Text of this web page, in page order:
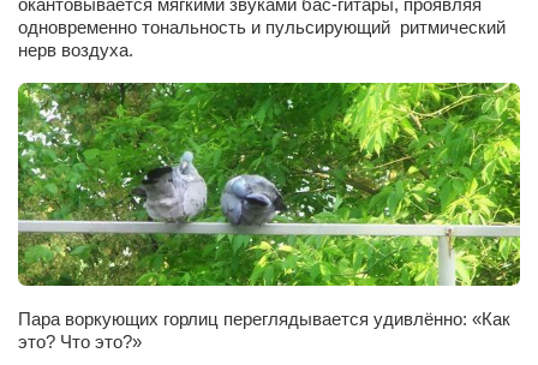
Валентин Бурый
Александра Сокол
Барды
Владимир Айзенберг
Игорь Добровольский
Ольга Козаченко
Александра Скорук
окантовывается мягкими звуками бас-гитары, проявляя
одновременно тональность и пульсирующий ритмический
нерв воздуха.
Пара воркующих горлиц переглядывается удивлённо: «Как
это? Что это?»